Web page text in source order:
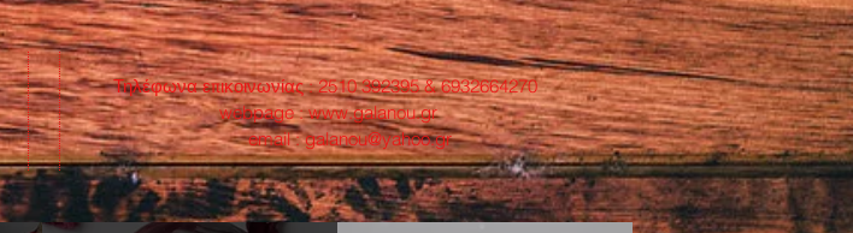
Τηλέφωνα επικοινωνίας : 2510 392395 & 6932664270
webpage :www.galanou.gr
email :galanou@yahoo.gr